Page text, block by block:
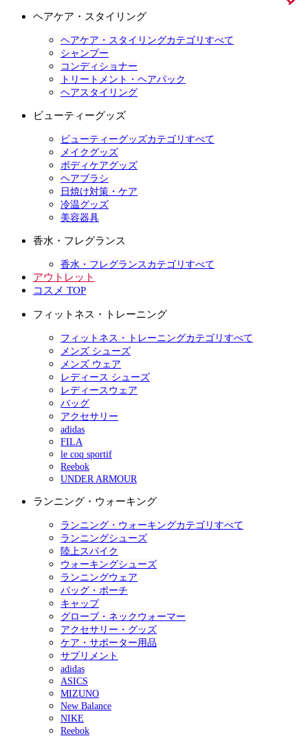
ヘアケア・スタイリング
ヘアケア・スタイリングカテゴリすべて
シャンプー
コンディショナー
トリートメント・ヘアパック
ヘアスタイリング
ビューティーグッズ
ビューティーグッズカテゴリすべて
メイクグッズ
ボディケアグッズ
ヘアブラシ
日焼け対策・ケア
冷温グッズ
美容器具
香水・フレグランス
香水・フレグランスカテゴリすべて
アウトレット
コスメ TOP
フィットネス・トレーニング
フィットネス・トレーニングカテゴリすべて
メンズ シューズ
メンズ ウェア
レディース シューズ
レディースウェア
バッグ
アクセサリー
adidas
FILA
le coq sportif
Reebok
UNDER ARMOUR
ランニング・ウォーキング
ランニング・ウォーキングカテゴリすべて
ランニングシューズ
陸上スパイク
ウォーキングシューズ
ランニングウェア
バッグ・ポーチ
キャップ
グローブ・ネックウォーマー
アクセサリー・グッズ
ケア・サポーター用品
サプリメント
adidas
ASICS
MIZUNO
New Balance
NIKE
Reebok